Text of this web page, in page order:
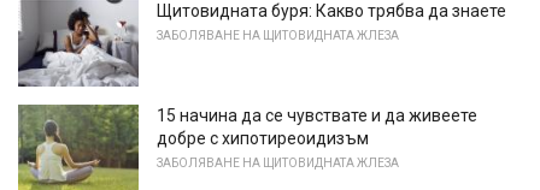
Щитовидната буря: Какво трябва да знаете
ЗАБОЛЯВАНЕ НА ЩИТОВИДНАТА ЖЛЕЗА
15 начина да се чувствате и да живеете
добре с хипотиреоидизъм
ЗАБОЛЯВАНЕ НА ЩИТОВИДНАТА ЖЛЕЗА